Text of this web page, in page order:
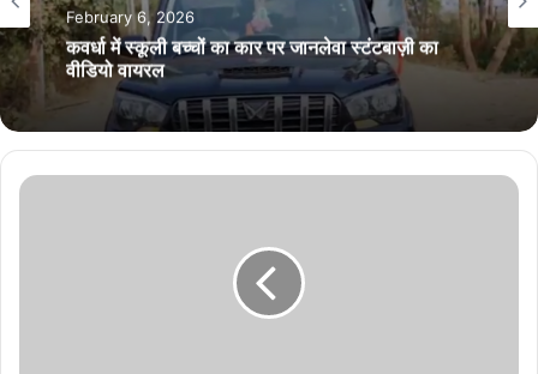
February 6, 2026
कवर्धा में स्कूली बच्चों का कार पर जानलेवा स्टंटबाज़ी का
वीडियो वायरल